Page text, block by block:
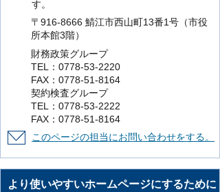
す。
〒916-8666 鯖江市西山町13番1号（市役
所本館3階）
財務政策グループ
TEL：0778-53-2220
FAX：0778-51-8164
契約検査グループ
TEL：0778-53-2222
FAX：0778-51-8164
このページの担当にお問い合わせをする。
より使いやすいホームページにするために